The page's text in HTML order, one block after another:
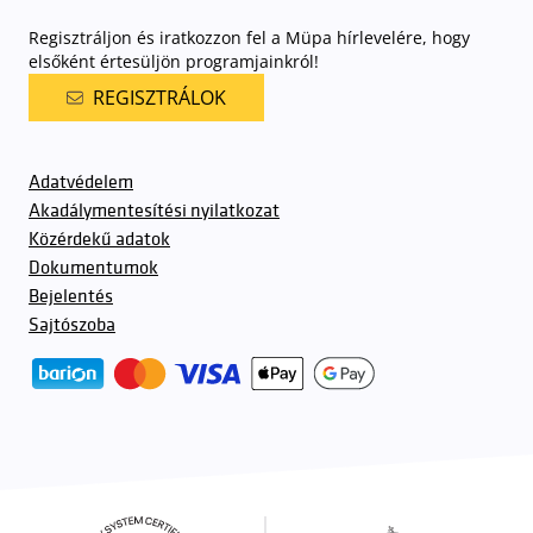
Regisztráljon és iratkozzon fel a Müpa hírlevelére, hogy
elsőként értesüljön programjainkról!
REGISZTRÁLOK
Adatvédelem
Akadálymentesítési nyilatkozat
Közérdekű adatok
Dokumentumok
Bejelentés
Sajtószoba